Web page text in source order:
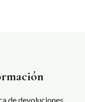
de devoluciones